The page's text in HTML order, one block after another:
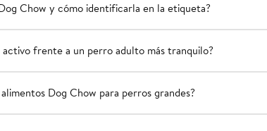
Chow y cómo identificarla en la etiqueta?
frente a un perro adulto más tranquilo?
Dog Chow para perros grandes?